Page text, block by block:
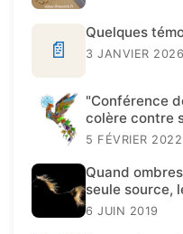
📄
Quelques
3 JANVIER 2026
"Conférence
colère contre
5 FÉVRIER 2022
Quand
seule source,
présent.
6 JUIN 2019